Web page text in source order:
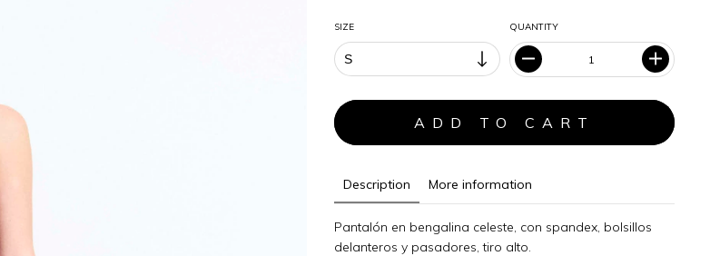
SIZE QUANTITY
Description More information
Pantalón en bengalina celeste, con spandex, bolsillos
delanteros y pasadores, tiro alto.